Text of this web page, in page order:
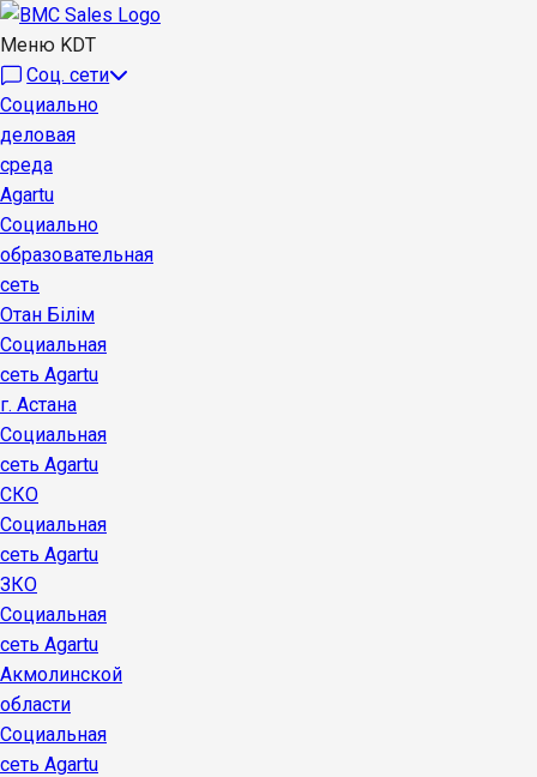
Меню KDT
Соц. сети
Социально
деловая
среда
Agartu
Социально
образовательная
сеть
Отан Бiлiм
Социальная
сеть Agartu
г. Астана
Социальная
сеть Agartu
СКО
Социальная
сеть Agartu
ЗКО
Социальная
сеть Agartu
Акмолинской
области
Социальная
сеть Agartu